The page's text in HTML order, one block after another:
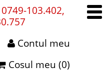
103.402,
Contul meu
Cosul meu (0)